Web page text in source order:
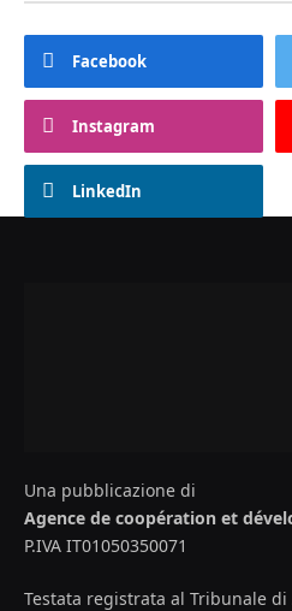
Facebook
Instagram
LinkedIn
Una pubblicazione di
Agence de coopération et
P.IVA IT01050350071
Testata registrata al Tribunale di